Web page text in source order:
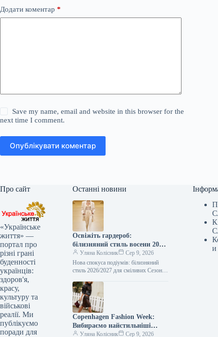
Додати коментар *
Save my name, email and website in this browser for the
next time I comment.
Опублікувати коментар
Про сайт
«Українське
життя» —
портал про
різні грані
буденності
українців:
здоров'я,
красу,
культуру та
військові
реалії. Ми
публікуємо
поради для
Останні новини
Освіжіть гардероб:
білизняний стиль восени 2026
– від корсетів до комбінацій
Уляна Колісник
Сер 9, 2026
Нова спокуса подіумів: білизняний
стиль 2026/2027 для сміливих Сезон
модних показах нове бачення
жіночності, експресії та…
Copenhagen Fashion Week:
Вибираємо найстильніші
образи від гостей
Уляна Колісник Сер 9, 2026
и